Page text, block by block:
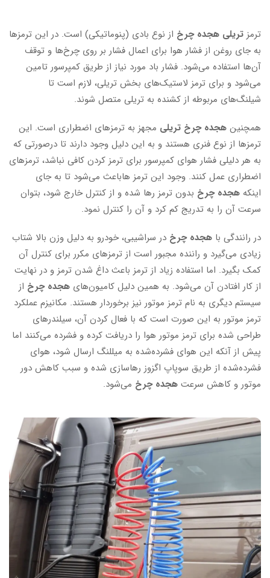
ترمز تریلی هجده چرخ از نوع بادی (پنوماتیکی) است. در این ترمز‌ها
به جای روغن از فشار هوا برای اعمال فشار بر روی چرخ‌ها و توقف
آن‌ها استفاده می‌شود. فشار باد مورد نیاز از طریق کمپرسور تامین
می‌شود و برای ترمز لاستیک‌های بخش تریلی، لازم است تا
شیلنگ‌های مربوطه از کشنده به تریلی متصل شوند.
همچنین هجده چرخ تریلی مجهز به ترمز‌های اضطراری است. این
ترمز‌ها از نوع فنری هستند و به این دلیل وجود دارند تا درصورتی که
به هر دلیلی فشار هوای کمپرسور برای ترمز کردن کافی نباشد، ترمز‌های
اضطراری عمل کنند. وجود این ترمز هاباعث می‌شود تا به جای
اینکه هجده چرخ بدون ترمز رها شده و از کنترل خارج شود، بتوان
سرعت آن را به تدریج کم کرد و آن را کنترل نمود.
در رانندگی با هجده چرخ در سراشیبی، خودرو به دلیل وزن بالا شتاب
زیادی می‌گیرد و راننده مجبور است از ترمز‌های مکرر برای کنترل آن
کمک بگیرد. اما استفاده زیاد از ترمز باعث داغ شدن ترمز و در نهایت
از کار افتادن آن می‌شود. به همین دلیل کامیون‌های هجده چرخ از
سیستم دیگری به نام ترمز موتور نیز برخوردار هستند. مکانیزم عملکرد
ترمز موتور به این صورت است که با فعال کردن آن، سیلندر‌های
طراحی شده برای ترمز موتور هوا را دریافت کرده و فشرده می‌کنند اما
پیش از آنکه این هوای فشرده‌شده به میل­لنگ ارسال شود، هوای
فشرده‌شده از طریق سوپاپ اگزوز رهاسازی شده و سبب کاهش دور
موتور و کاهش سرعت هجده چرخ می‌شود.